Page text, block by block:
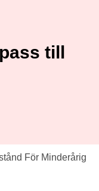
till
För Minderårig